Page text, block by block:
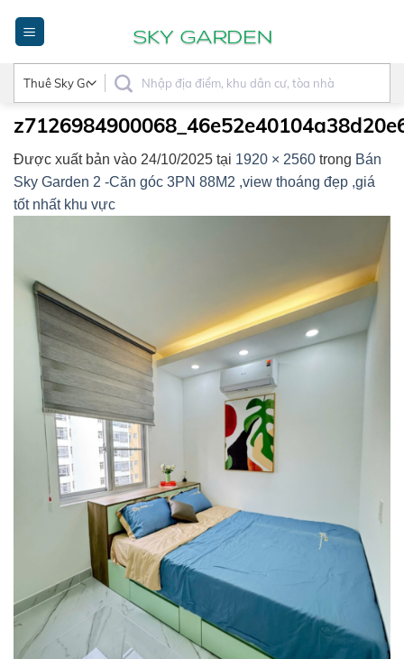
dung
Được xuất bản vào 24/10/2025 tại 1920 × 2560 trong Bán
Sky Garden 2 -Căn góc 3PN 88M2 ,view thoáng đẹp ,giá
tốt nhất khu vực